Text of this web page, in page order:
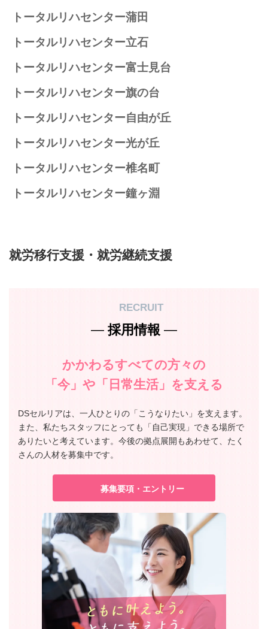
トータルリハセンター蒲田
トータルリハセンター立石
トータルリハセンター富士見台
トータルリハセンター旗の台
トータルリハセンター自由が丘
トータルリハセンター光が丘
トータルリハセンター椎名町
トータルリハセンター鐘ヶ淵
就労移行支援 ・就労継続支援
RECRUIT
― 採用情報 ―
かかわるすべての方々の
「今」や「日常生活」を支える
DSセルリアは、一人ひとりの「こうなりたい」を支えます。
また、私たちスタッフにとっても「自己実現」できる場所で
ありたいと考えています。今後の拠点展開もあわせて、たく
さんの人材を募集中です。
募集要項・エントリー